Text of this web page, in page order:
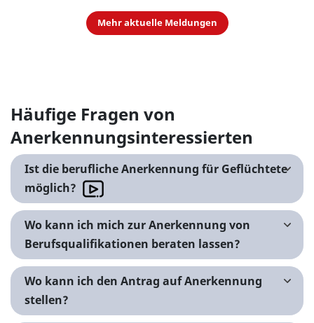
Mehr aktuelle Meldungen
Häufige Fragen von
Anerkennungsinteressierten
Ist die berufliche Anerkennung für Geflüchtete
möglich?
Wo kann ich mich zur Anerkennung von
Berufsqualifikationen beraten lassen?
Wo kann ich den Antrag auf Anerkennung
stellen?